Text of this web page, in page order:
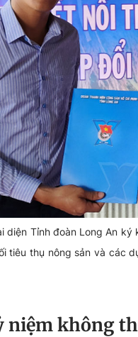
diện Tỉnh đoàn Long An
tiêu thụ nông sản và các
niệm không